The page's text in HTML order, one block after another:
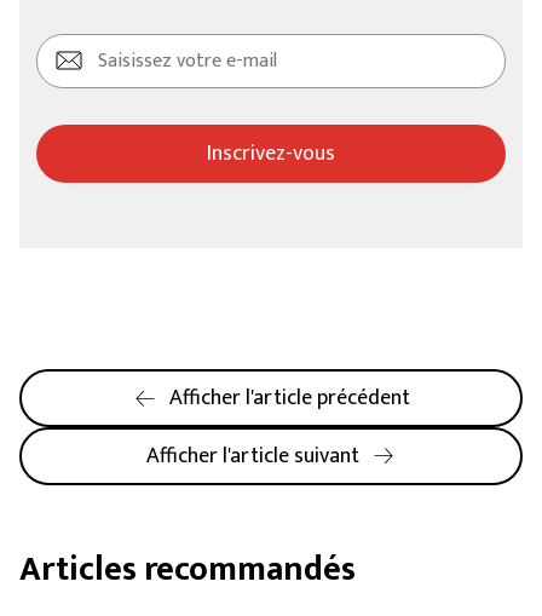
Inscrivez-vous
Afficher l'article précédent
Afficher l'article suivant
Articles recommandés